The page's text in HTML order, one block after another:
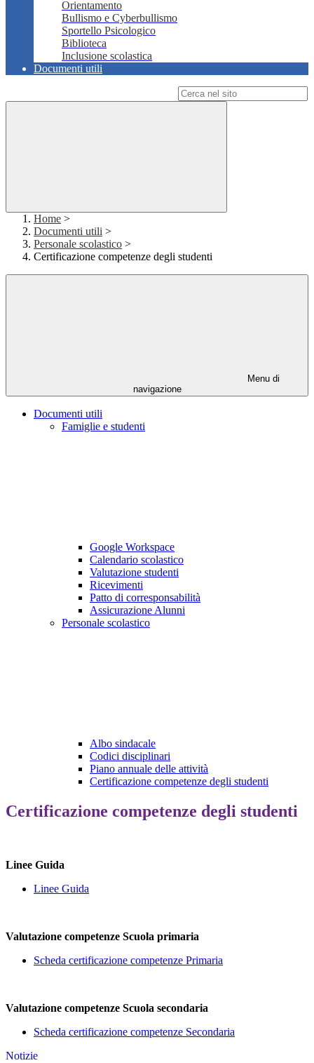
Orientamento
Bullismo e Cyberbullismo
Sportello Psicologico
Biblioteca
Inclusione scolastica
Documenti utili
Home >
Documenti utili >
Personale scolastico >
Certificazione competenze degli studenti
Menu di
navigazione
Documenti utili
Famiglie e studenti
Google Workspace
Calendario scolastico
Valutazione studenti
Ricevimenti
Patto di corresponsabilità
Assicurazione Alunni
Personale scolastico
Albo sindacale
Codici disciplinari
Piano annuale delle attività
Certificazione competenze degli studenti
Certificazione competenze degli studenti
Linee Guida
Linee Guida
Valutazione competenze Scuola primaria
Scheda certificazione competenze Primaria
Valutazione competenze Scuola secondaria
Scheda certificazione competenze Secondaria
Notizie